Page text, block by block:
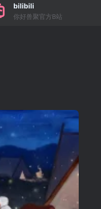
bilibili
你好兽聚官方B站